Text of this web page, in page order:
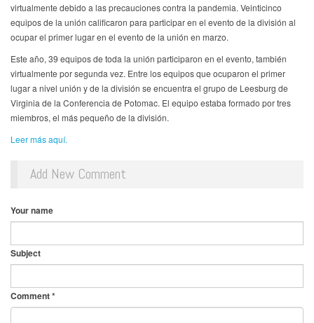
virtualmente debido a las precauciones contra la pandemia. Veinticinco
equipos de la unión calificaron para participar en el evento de la división al
ocupar el primer lugar en el evento de la unión en marzo.
Este año, 39 equipos de toda la unión participaron en el evento, también
virtualmente por segunda vez. Entre los equipos que ocuparon el primer
lugar a nivel unión y de la división se encuentra el grupo de Leesburg de
Virginia de la Conferencia de Potomac. El equipo estaba formado por tres
miembros, el más pequeño de la división.
Leer más aquí.
Add New Comment
Your name
Subject
Comment*